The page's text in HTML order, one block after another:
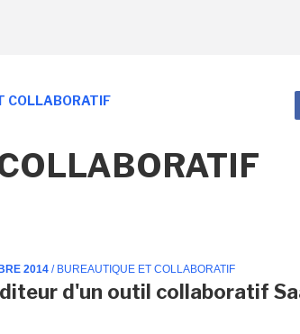
COLLABORATIF
2014 / BUREAUTIQUE ET COLLABORATIF
d'un outil collaboratif